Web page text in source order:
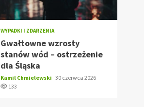
WYPADKI I ZDARZENIA
Gwałtowne wzrosty
stanów wód – ostrzeżenie
dla Śląska
Kamil Chmielewski 30 czerwca 2026
133